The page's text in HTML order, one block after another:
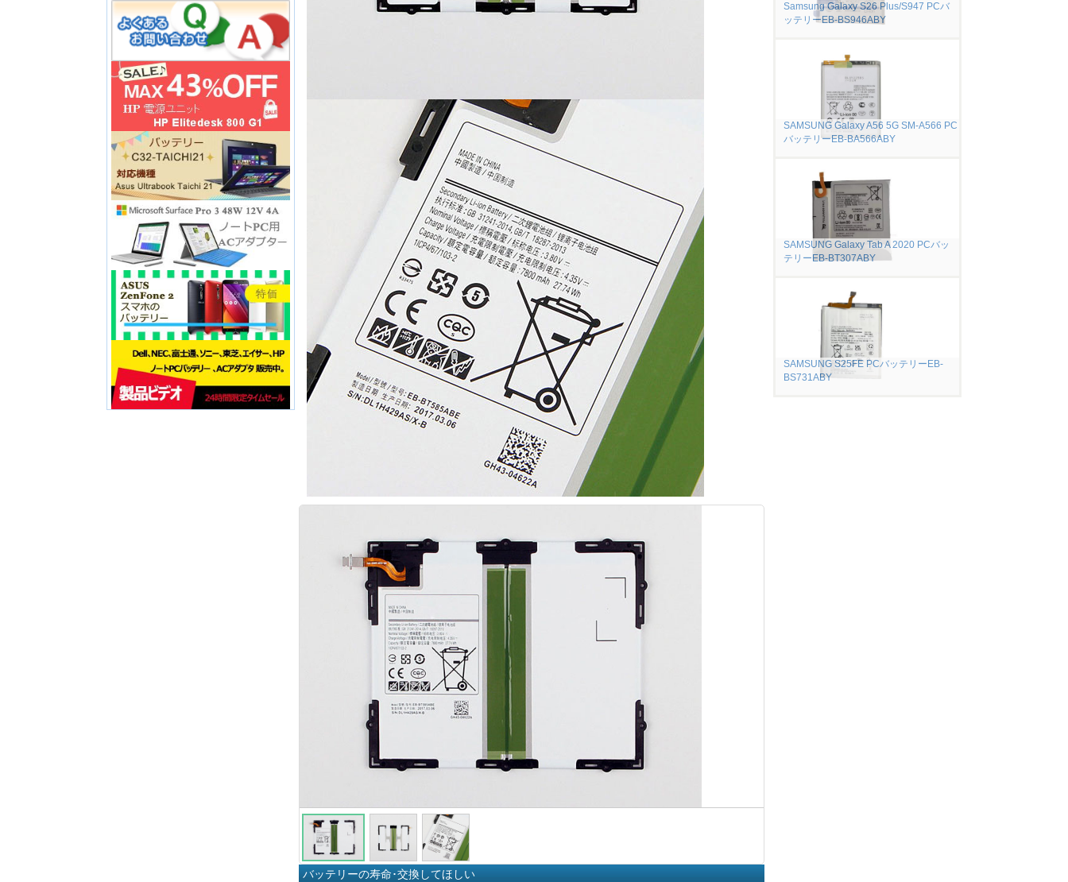
バッテリーの寿命･交換してほしい
Samsung Galaxy S26 Plus/S947 PCバ
ッテリーEB-BS946ABY
SAMSUNG Galaxy A56 5G SM-A566 PC
バッテリーEB-BA566ABY
SAMSUNG Galaxy Tab A 2020 PCバッ
テリーEB-BT307ABY
SAMSUNG S25FE PCバッテリーEB-
BS731ABY